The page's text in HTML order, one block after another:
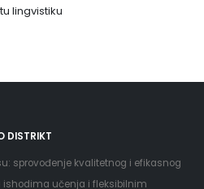
lingvistiku
DISTRIKT
sprovođenje kvalitetnog i efikasnog
ishodima učenja i fleksibilnim